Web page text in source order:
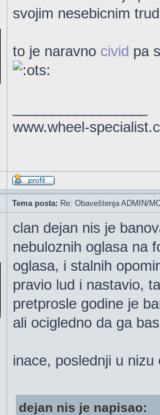
svojim nesebicnim
to je naravno civid pa
www.wheel-
Tema posta: Re: Obaveštenja ADMIN/
clan dejan nis je
nebuloznih oglasa na
oglasa, i stalnih
pravio lud i nastavio,
pretprosle godine je
ali ocigledno da ga
inace, poslednji u
dejan nis je napisao: